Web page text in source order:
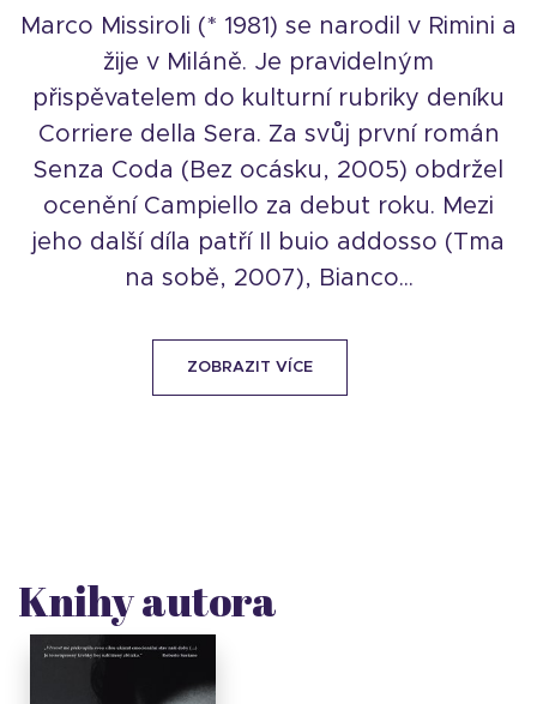
Marco Missiroli (* 1981) se narodil v Rimini a
žije v Miláně. Je pravidelným
přispěvatelem do kulturní rubriky deníku
Corriere della Sera. Za svůj první román
Senza Coda (Bez ocásku, 2005) obdržel
ocenění Campiello za debut roku. Mezi
jeho další díla patří Il buio addosso (Tma
na sobě, 2007), Bianco...
ZOBRAZIT VÍCE
Knihy autora